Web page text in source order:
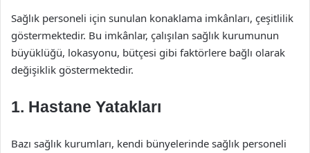
Sağlık personeli için sunulan konaklama imkânları, çeşitlilik
göstermektedir. Bu imkânlar, çalışılan sağlık kurumunun
büyüklüğü, lokasyonu, bütçesi gibi faktörlere bağlı olarak
değişiklik göstermektedir.
1. Hastane Yatakları
Bazı sağlık kurumları, kendi bünyelerinde sağlık personeli